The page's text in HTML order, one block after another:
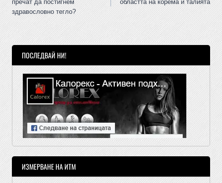
пречат да постигнем
здравословно тегло?
областта на корема и талията
ПОСЛЕДВАЙ НИ!
ИЗМЕРВАНЕ НА ИТМ